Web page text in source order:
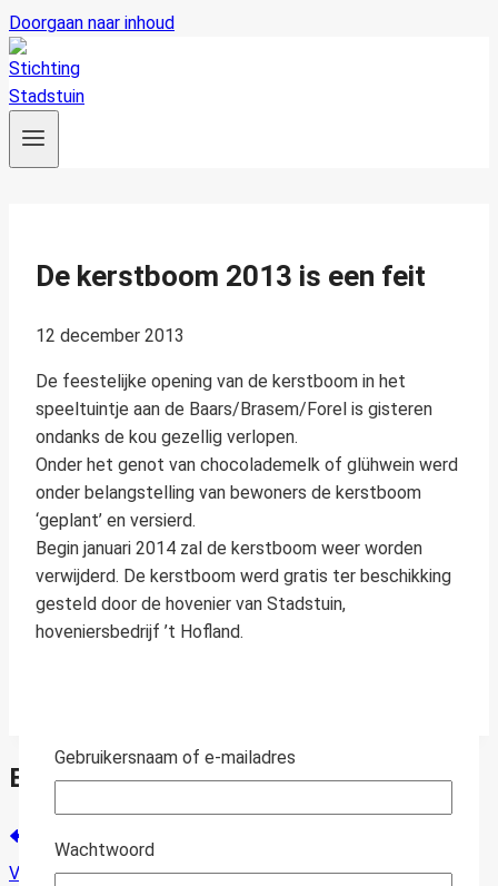
Doorgaan naar inhoud
De kerstboom 2013 is een feit
12 december 2013
De feestelijke opening van de kerstboom in het
speeltuintje aan de Baars/Brasem/Forel is gisteren
ondanks de kou gezellig verlopen.
Onder het genot van chocolademelk of glühwein werd
onder belangstelling van bewoners de kerstboom
‘geplant’ en versierd.
Begin januari 2014 zal de kerstboom weer worden
verwijderd. De kerstboom werd gratis ter beschikking
gesteld door de hovenier van Stadstuin,
hoveniersbedrijf ’t Hofland.
Bericht navigatie
Vorige
Verkeersdrempels in Stadstuin
Gebruikersnaam of e-mailadres
Wachtwoord